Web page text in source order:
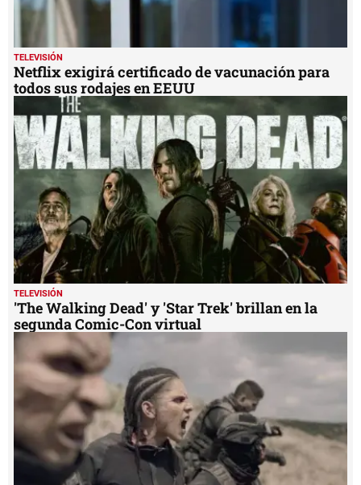
TELEVISIÓN
Netflix exigirá certificado de vacunación para
todos sus rodajes en EEUU
TELEVISIÓN
'The Walking Dead' y 'Star Trek' brillan en la
segunda Comic-Con virtual